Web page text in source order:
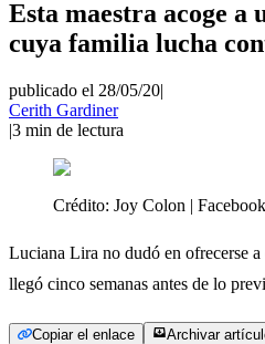
Esta maestra acoge a
cuya familia lucha
publicado el 28/05/20|
Cerith Gardiner
|3 min de lectura
Crédito: Joy Colon |
Luciana Lira no dudó en ofrecerse
llegó cinco semanas antes de lo
Copiar el enlace Archivar